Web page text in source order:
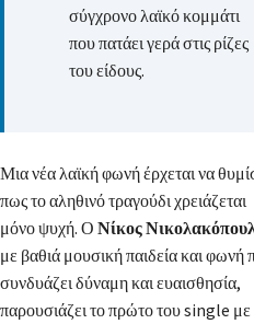
σύγχρονο λαϊκό κομμάτι
που πατάει γερά στις ρίζες
του είδους.
Μια νέα λαϊκή φωνή έρχεται να
πως το αληθινό τραγούδι χρειάζεται
μόνο ψυχή. Ο Νίκος
με βαθιά μουσική παιδεία και φωνή
συνδυάζει δύναμη και ευαισθησία,
παρουσιάζει το πρώτο του single με